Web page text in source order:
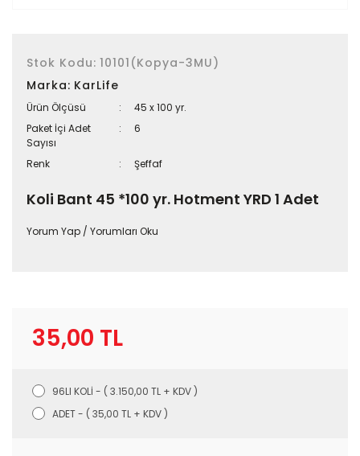
Stok Kodu: 10101(Kopya-3MU)
Marka: KarLife
Ürün Ölçüsü
45 x 100 yr.
Paket İçi Adet
Sayısı
6
Renk Şeffaf
Koli Bant 45 *100 yr. Hotment YRD 1 Adet
Yorum Yap / Yorumları Oku
35,00 TL
96LI KOLİ - ( 3.150,00 TL + KDV )
ADET - ( 35,00 TL + KDV )